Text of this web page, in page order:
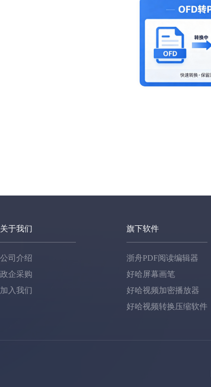
关于我们
公司介绍
政企采购
加入我们
旗下软件
浙舟PDF阅读编辑器
好哈屏幕画笔
好哈视频加密播放器
好哈视频转换压缩软件